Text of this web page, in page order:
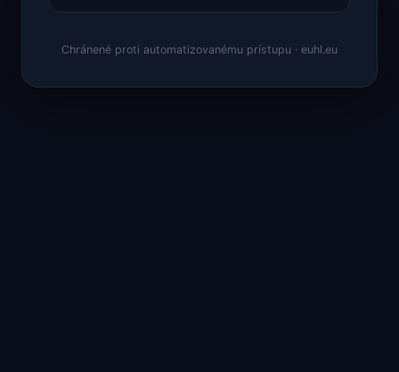
Chránené proti automatizovanému prístupu · euhl.eu